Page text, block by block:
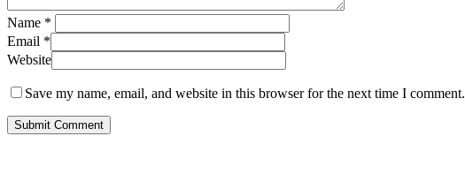
Name *
Email *
Website
Save my name, email, and website in this browser for the next time I comment.